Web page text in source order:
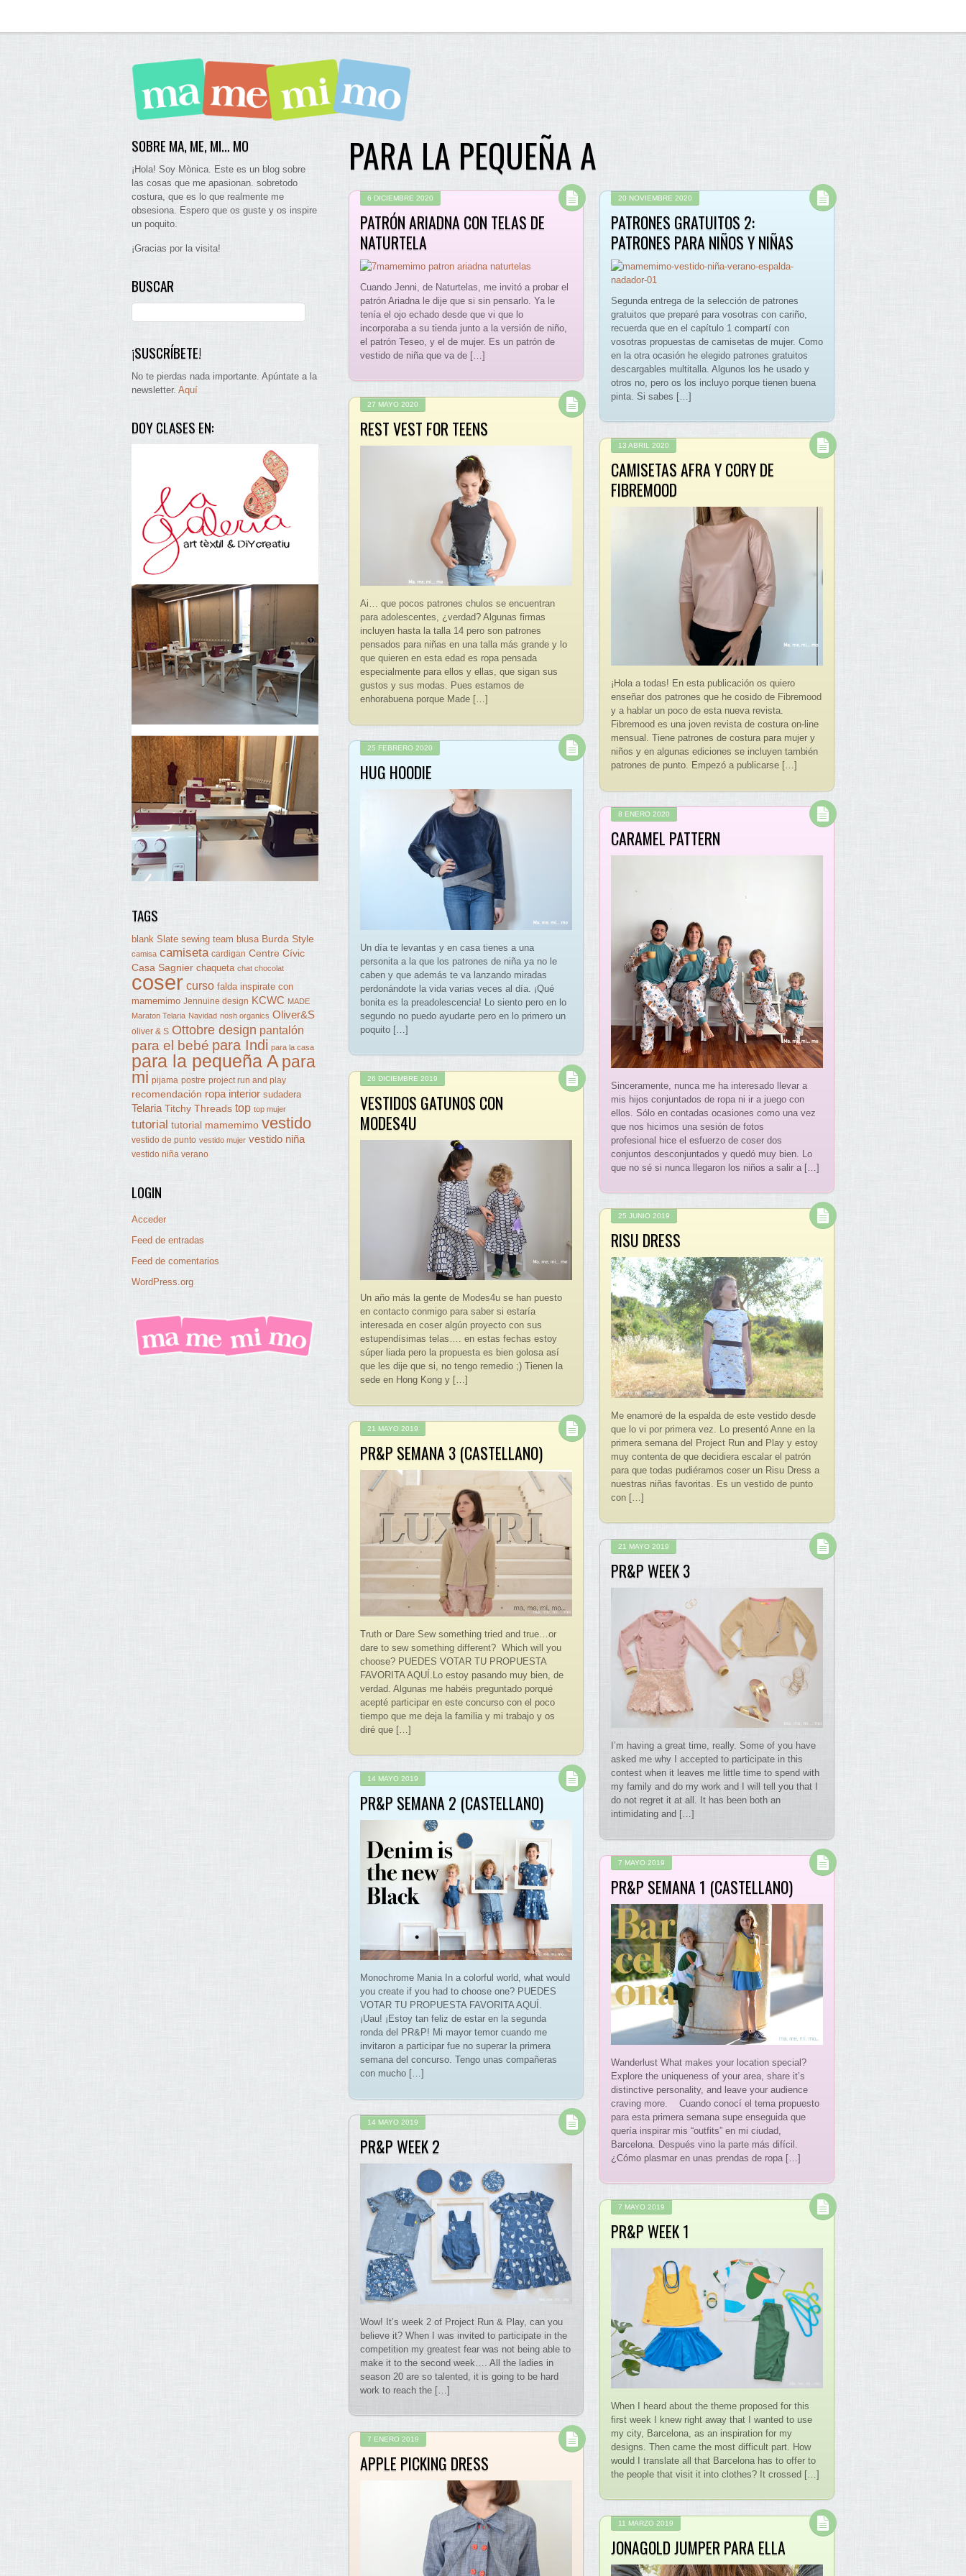
PARA LA PEQUEÑA A
6 DICIEMBRE 2020
PATRÓN ARIADNA CON TELAS DE
NATURTELA
Cuando Jenni, de Naturtelas, me invitó a probar el
patrón Ariadna le dije que si sin pensarlo. Ya le
tenía el ojo echado desde que vi que lo
incorporaba a su tienda junto a la versión de niño,
el patrón Teseo, y el de mujer. Es un patrón de
vestido de niña que va de […]
20 NOVIEMBRE 2020
PATRONES GRATUITOS 2:
PATRONES PARA NIÑOS Y NIÑAS
Segunda entrega de la selección de patrones
gratuitos que preparé para vosotras con cariño,
recuerda que en el capítulo 1 compartí con
vosotras propuestas de camisetas de mujer. Como
en la otra ocasión he elegido patrones gratuitos
descargables multitalla. Algunos los he usado y
otros no, pero os los incluyo porque tienen buena
pinta. Si sabes […]
27 MAYO 2020
REST VEST FOR TEENS
Ai… que pocos patrones chulos se encuentran
para adolescentes, ¿verdad? Algunas firmas
incluyen hasta la talla 14 pero son patrones
pensados para niñas en una talla más grande y lo
que quieren en esta edad es ropa pensada
especialmente para ellos y ellas, que sigan sus
gustos y sus modas. Pues estamos de
enhorabuena porque Made […]
13 ABRIL 2020
CAMISETAS AFRA Y CORY DE
FIBREMOOD
¡Hola a todas! En esta publicación os quiero
enseñar dos patrones que he cosido de Fibremood
y a hablar un poco de esta nueva revista.
Fibremood es una joven revista de costura on-line
mensual. Tiene patrones de costura para mujer y
niños y en algunas ediciones se incluyen también
patrones de punto. Empezó a publicarse […]
25 FEBRERO 2020
HUG HOODIE
Un día te levantas y en casa tienes a una
personita a la que los patrones de niña ya no le
caben y que además te va lanzando miradas
perdonándote la vida varias veces al día. ¡Qué
bonita es la preadolescencia! Lo siento pero en lo
segundo no puedo ayudarte pero en lo primero un
poquito […]
8 ENERO 2020
CARAMEL PATTERN
Sinceramente, nunca me ha interesado llevar a
mis hijos conjuntados de ropa ni ir a juego con
ellos. Sólo en contadas ocasiones como una vez
que nos hicimos una sesión de fotos
profesional hice el esfuerzo de coser dos
conjuntos desconjuntados y quedó muy bien. Lo
que no sé si nunca llegaron los niños a salir a […]
26 DICIEMBRE 2019
VESTIDOS GATUNOS CON
MODES4U
Un año más la gente de Modes4u se han puesto
en contacto conmigo para saber si estaría
interesada en coser algún proyecto con sus
estupendísimas telas…. en estas fechas estoy
súper liada pero la propuesta es bien golosa así
que les dije que si, no tengo remedio ;) Tienen la
sede en Hong Kong y […]
25 JUNIO 2019
RISU DRESS
Me enamoré de la espalda de este vestido desde
que lo vi por primera vez. Lo presentó Anne en la
primera semana del Project Run and Play y estoy
muy contenta de que decidiera escalar el patrón
para que todas pudiéramos coser un Risu Dress a
nuestras niñas favoritas. Es un vestido de punto
con […]
21 MAYO 2019
PR&P SEMANA 3 (CASTELLANO)
Truth or Dare Sew something tried and true…or
dare to sew something different? Which will you
choose? PUEDES VOTAR TU PROPUESTA
FAVORITA AQUÍ.Lo estoy pasando muy bien, de
verdad. Algunas me habéis preguntado porqué
acepté participar en este concurso con el poco
tiempo que me deja la familia y mi trabajo y os
diré que […]
21 MAYO 2019
PR&P WEEK 3
I’m having a great time, really. Some of you have
asked me why I accepted to participate in this
contest when it leaves me little time to spend with
my family and do my work and I will tell you that I
do not regret it at all. It has been both an
intimidating and […]
14 MAYO 2019
PR&P SEMANA 2 (CASTELLANO)
Monochrome Mania In a colorful world, what would
you create if you had to choose one? PUEDES
VOTAR TU PROPUESTA FAVORITA AQUÍ.
¡Uau! ¡Estoy tan feliz de estar en la segunda
ronda del PR&P! Mi mayor temor cuando me
invitaron a participar fue no superar la primera
semana del concurso. Tengo unas compañeras
con mucho […]
14 MAYO 2019
PR&P WEEK 2
Wow! It’s week 2 of Project Run & Play, can you
believe it? When I was invited to participate in the
competition my greatest fear was not being able to
make it to the second week…. All the ladies in
season 20 are so talented, it is going to be hard
work to reach the […]
7 MAYO 2019
PR&P SEMANA 1 (CASTELLANO)
Wanderlust What makes your location special?
Explore the uniqueness of your area, share it’s
distinctive personality, and leave your audience
craving more. Cuando conocí el tema propuesto
para esta primera semana supe enseguida que
quería inspirar mis “outfits” en mi ciudad,
Barcelona. Después vino la parte más difícil.
¿Cómo plasmar en unas prendas de ropa […]
7 MAYO 2019
PR&P WEEK 1
When I heard about the theme proposed for this
first week I knew right away that I wanted to use
my city, Barcelona, as an inspiration for my
designs. Then came the most difficult part. How
would I translate all that Barcelona has to offer to
the people that visit it into clothes? It crossed […]
11 MARZO 2019
JONAGOLD JUMPER PARA ELLA
7 ENERO 2019
APPLE PICKING DRESS
SOBRE MA, ME, MI… MO
¡Hola! Soy Mònica. Este es un blog sobre
las cosas que me apasionan. sobretodo
costura, que es lo que realmente me
obsesiona. Espero que os guste y os inspire
un poquito.
¡Gracias por la visita!
BUSCAR
¡SUSCRÍBETE!
No te pierdas nada importante. Apúntate a la
newsletter. Aquí
DOY CLASES EN:
TAGS
blank Slate sewing team blusa Burda Style
camisa camiseta cardigan Centre Cívic
Casa Sagnier chaqueta chat chocolat
coser curso falda inspirate con
mamemimo Jennuine design KCWC MADE
Maraton Telaria Navidad nosh organics Oliver&S
oliver & S Ottobre design pantalón
para el bebé para Indi para la casa
para la pequeña A para
mi pijama postre project run and play
recomendación ropa interior sudadera
Telaria Titchy Threads top top mujer
tutorial tutorial mamemimo vestido
vestido de punto vestido mujer vestido niña
vestido niña verano
LOGIN
Acceder
Feed de entradas
Feed de comentarios
WordPress.org